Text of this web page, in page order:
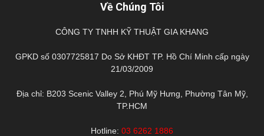
Về Chúng Tôi
CÔNG TY TNHH KỸ THUẬT GIA KHANG
GPKD số 0307725817 Do Sở KHĐT TP. Hồ Chí Minh cấp ngày
21/03/2009
Địa chỉ: B203 Scenic Valley 2, Phú Mỹ Hưng, Phường Tân Mỹ,
TP.HCM
Hotline: 03 6262 1886